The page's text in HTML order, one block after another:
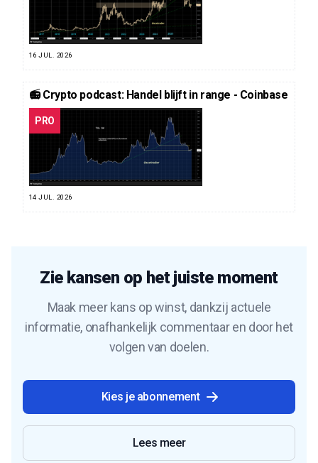
16 JUL. 2026
📻 Crypto podcast: Handel blijft in range - Coinbase
PRO
14 JUL. 2026
Zie kansen op het juiste moment
Maak meer kans op winst, dankzij actuele
informatie, onafhankelijk commentaar en door het
volgen van doelen.
Kies je abonnement
Lees meer